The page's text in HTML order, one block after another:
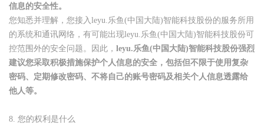
信息的安全性。
您知悉并理解，您接入leyu.乐鱼(中国大陆)智能科技股份的服务所用
的系统和通讯网络，有可能出现leyu.乐鱼(中国大陆)智能科技股份可
控范围外的安全问题。因此， leyu.乐鱼(中国大陆)智能科技股份强烈
建议您采取积极措施保护个人信息的安全，包括但不限于使用复杂
密码、定期修改密码、不将自己的账号密码及相关个人信息透露给
他人等。
8. 您的权利是什么